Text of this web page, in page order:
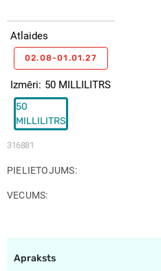
316881
Izmēri 50 MILLILITRS
50
MILLILITRS
Atlaides
02.08-01.01.27
PIELIETOJUMS
VECUMS
Apraksts